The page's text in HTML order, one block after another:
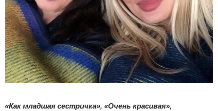
«Как младшая сестричка», «Очень красивая»,